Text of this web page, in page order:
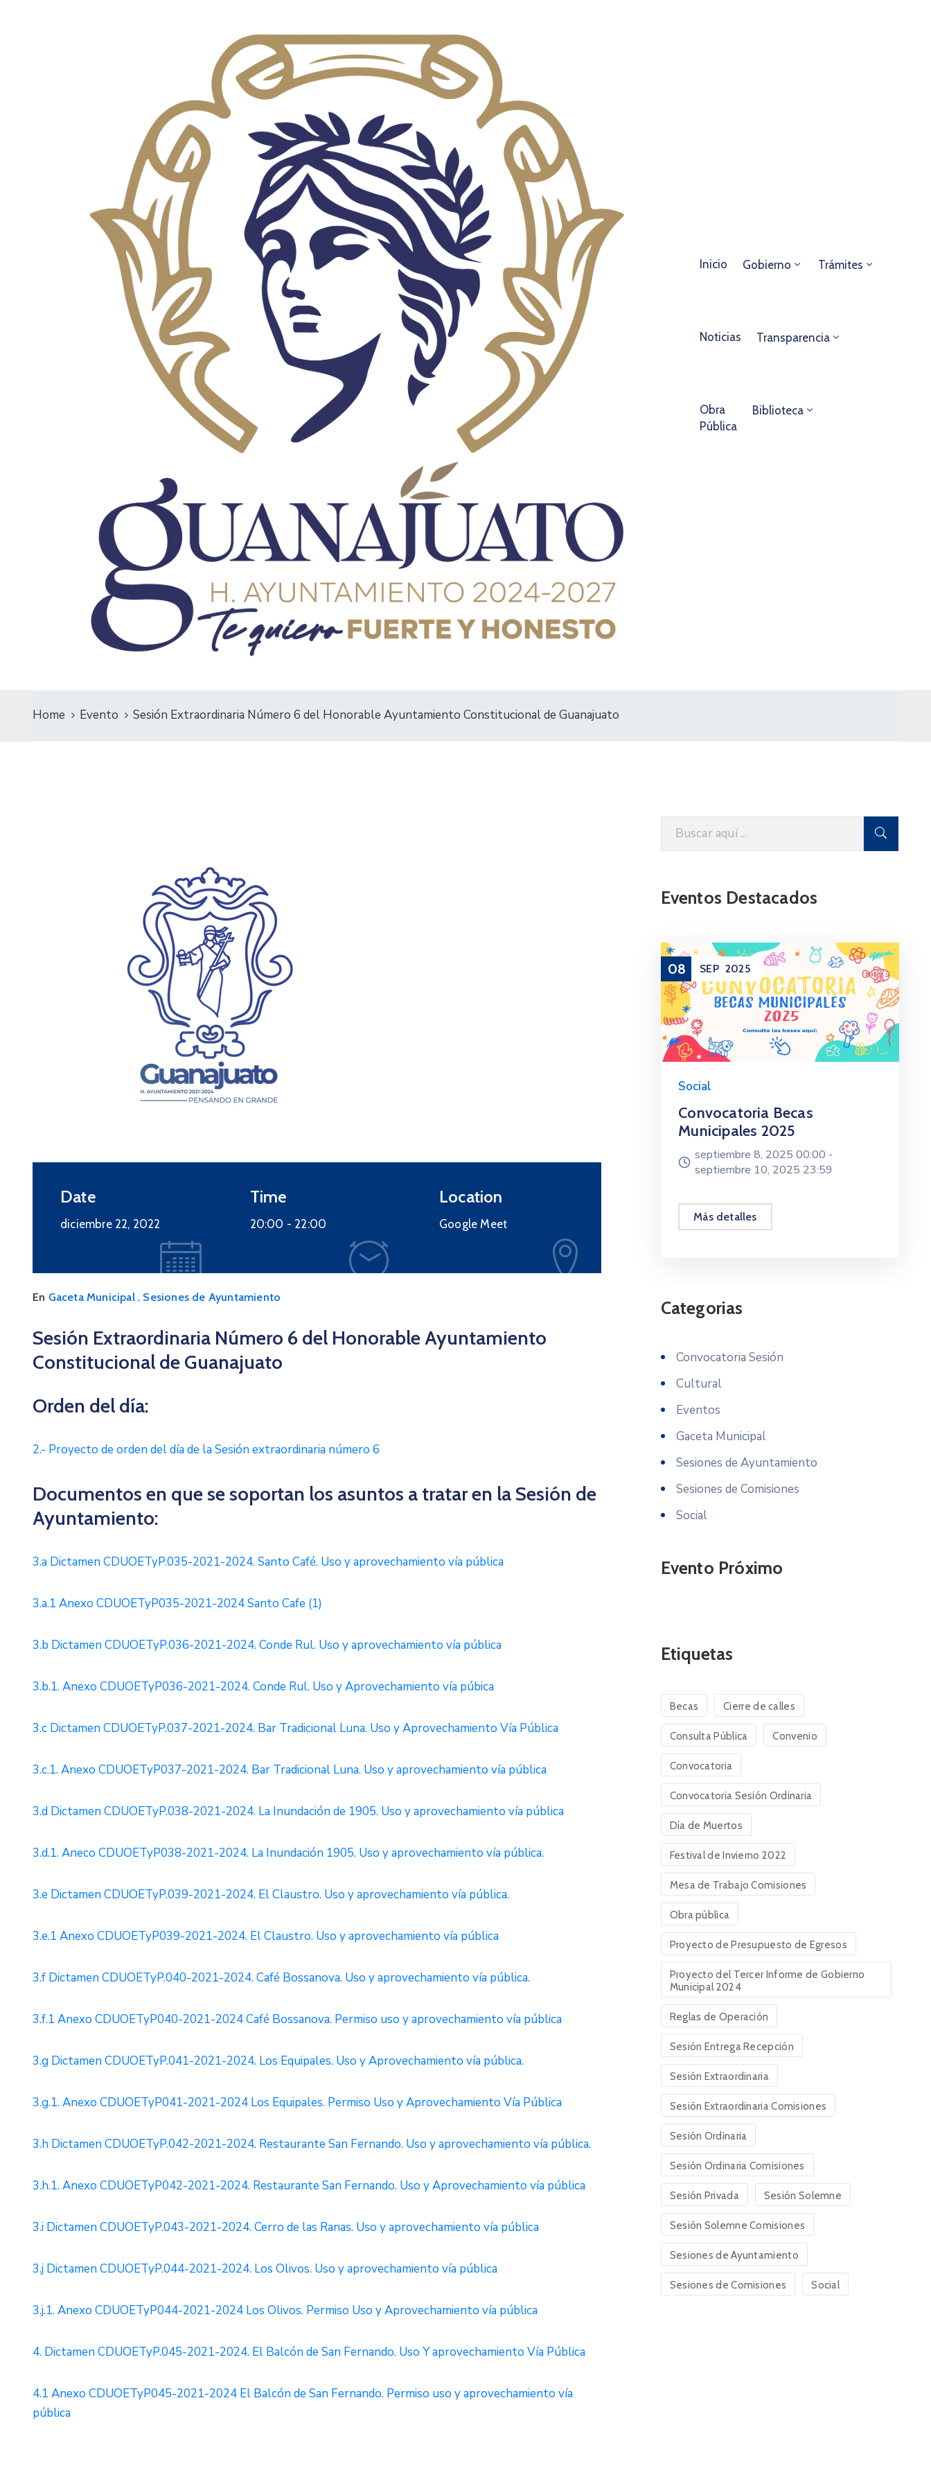
Inicio Gobierno Trámites
Noticias Transparencia
Obra
Pública
Biblioteca
Home Evento Sesión Extraordinaria Número 6 del Honorable Ayuntamiento Constitucional de Guanajuato
Date
diciembre 22, 2022
Time
20:00 - 22:00
Location
Google Meet
En Gaceta Municipal , Sesiones de Ayuntamiento
Sesión Extraordinaria Número 6 del Honorable Ayuntamiento
Constitucional de Guanajuato
Orden del día:
2.- Proyecto de orden del día de la Sesión extraordinaria número 6
Documentos en que se soportan los asuntos a tratar en la Sesión de
Ayuntamiento:
3.a Dictamen CDUOETyP.035-2021-2024. Santo Café. Uso y aprovechamiento vía pública
3.a.1 Anexo CDUOETyP035-2021-2024 Santo Cafe (1)
3.b Dictamen CDUOETyP.036-2021-2024. Conde Rul. Uso y aprovechamiento vía pública
3.b.1. Anexo CDUOETyP036-2021-2024. Conde Rul. Uso y Aprovechamiento vía púbica
3.c Dictamen CDUOETyP.037-2021-2024. Bar Tradicional Luna. Uso y Aprovechamiento Vía Pública
3.c.1. Anexo CDUOETyP037-2021-2024. Bar Tradicional Luna. Uso y aprovechamiento vía pública
3.d Dictamen CDUOETyP.038-2021-2024. La Inundación de 1905. Uso y aprovechamiento vía pública
3.d.1. Aneco CDUOETyP038-2021-2024. La Inundación 1905. Uso y aprovechamiento vía pública.
3.e Dictamen CDUOETyP.039-2021-2024. El Claustro. Uso y aprovechamiento vía pública.
3.e.1 Anexo CDUOETyP039-2021-2024. El Claustro. Uso y aprovechamiento vía pública
3.f Dictamen CDUOETyP.040-2021-2024. Café Bossanova. Uso y aprovechamiento vía pública.
3.f.1 Anexo CDUOETyP040-2021-2024 Café Bossanova. Permiso uso y aprovechamiento vía pública
3.g Dictamen CDUOETyP.041-2021-2024. Los Equipales. Uso y Aprovechamiento vía pública.
3.g.1. Anexo CDUOETyP041-2021-2024 Los Equipales. Permiso Uso y Aprovechamiento Vía Pública
3.h Dictamen CDUOETyP.042-2021-2024. Restaurante San Fernando. Uso y aprovechamiento vía pública.
3.h.1. Anexo CDUOETyP042-2021-2024. Restaurante San Fernando. Uso y Aprovechamiento vía pública
3.i Dictamen CDUOETyP.043-2021-2024. Cerro de las Ranas. Uso y aprovechamiento vía pública
3.j Dictamen CDUOETyP.044-2021-2024. Los Olivos. Uso y aprovechamiento vía pública
3.j.1. Anexo CDUOETyP044-2021-2024 Los Olivos. Permiso Uso y Aprovechamiento vía pública
4. Dictamen CDUOETyP.045-2021-2024. El Balcón de San Fernando. Uso Y aprovechamiento Vía Pública
4.1 Anexo CDUOETyP045-2021-2024 El Balcón de San Fernando. Permiso uso y aprovechamiento vía
pública
Eventos Destacados
SEP 2025
Más detalles Más detalles
08 SEP 2025
Social
Convocatoria Becas
Municipales 2025
septiembre 8, 2025 00:00 -
septiembre 10, 2025 23:59
Más detalles
Categorias
Convocatoria Sesión
Cultural
Eventos
Gaceta Municipal
Sesiones de Ayuntamiento
Sesiones de Comisiones
Social
Evento Próximo
Etiquetas
Becas Cierre de calles
Consulta Pública Convenio
Convocatoria
Convocatoria Sesión Ordinaria
Día de Muertos
Festival de Invierno 2022
Mesa de Trabajo Comisiones
Obra pública
Proyecto de Presupuesto de Egresos
Proyecto del Tercer Informe de Gobierno
Municipal 2024
Reglas de Operación
Sesión Entrega Recepción
Sesión Extraordinaria
Sesión Extraordinaria Comisiones
Sesión Ordinaria
Sesión Ordinaria Comisiones
Sesión Privada Sesión Solemne
Sesión Solemne Comisiones
Sesiones de Ayuntamiento
Sesiones de Comisiones Social